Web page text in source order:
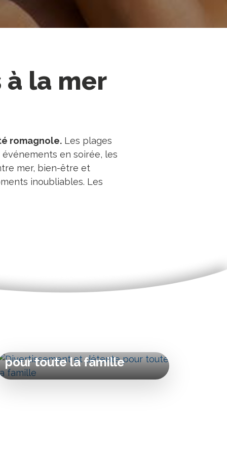
à la mer
romagnole.Les plages
en soirée, les
mer, bien-être et
inoubliables. Les
pour toute la famille